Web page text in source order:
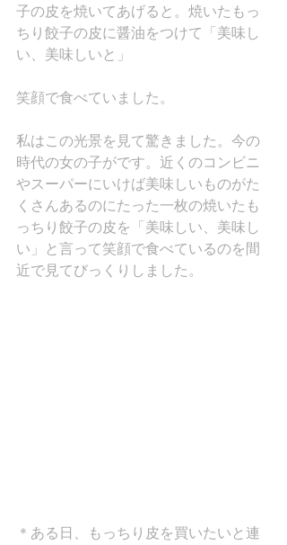
子の皮を焼いてあげると。焼いたもっ
ちり餃子の皮に醤油をつけて「美味し
い、美味しいと」
笑顔で食べていました。
私はこの光景を見て驚きました。今の
時代の女の子がです。近くのコンビニ
やスーパーにいけば美味しいものがた
くさんあるのにたった一枚の焼いたも
っちり餃子の皮を「美味しい、美味し
い」と言って笑顔で食べているのを間
近で見てびっくりしました。
＊ある日、もっちり皮を買いたいと連